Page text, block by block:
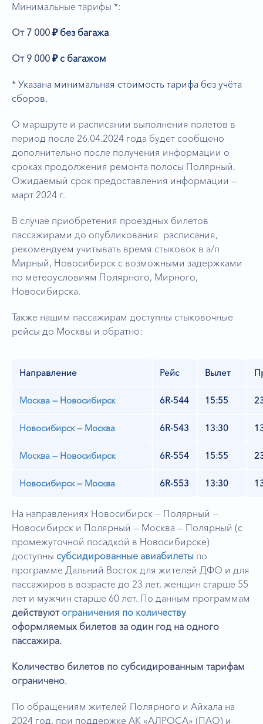
Минимальные тарифы *:
От 7 000 ₽ без багажа
От 9 000 ₽ с багажом
* Указана минимальная стоимость тарифа без учёта
сборов.
О маршруте и расписании выполнения полетов в
период после 26.04.2024 года будет сообщено
дополнительно после получения информации о
сроках продолжения ремонта полосы Полярный.
Ожидаемый срок предоставления информации —
март 2024 г.
В случае приобретения проездных билетов
пассажирами до опубликования расписания,
рекомендуем учитывать время стыковок в а/п
Мирный, Новосибирск с возможными задержками
по метеоусловиям Полярного, Мирного,
Новосибирска.
Также нашим пассажирам доступны стыковочные
рейсы до Москвы и обратно:
Направление Рейс Вылет
Москва — Новосибирск 6R-544 15:55
Новосибирск — Москва 6R-543 13:30
Москва — Новосибирск 6R-554 15:55
Новосибирск — Москва 6R-553 13:30
На направлениях Новосибирск — Полярный —
Новосибирск и Полярный — Москва — Полярный (с
промежуточной посадкой в Новосибирске)
доступны субсидированные авиабилеты по
программе Дальний Восток для жителей ДФО и для
пассажиров в возрасте до 23 лет, женщин старше 55
лет и мужчин старше 60 лет. По данным программам
действуют ограничения по количеству
оформляемых билетов за один год на одного
пассажира.
Количество билетов по субсидированным тарифам
ограничено.
По обращениям жителей Полярного и Айхала на
2024 год, при поддержке АК «АЛРОСА» (ПАО) и